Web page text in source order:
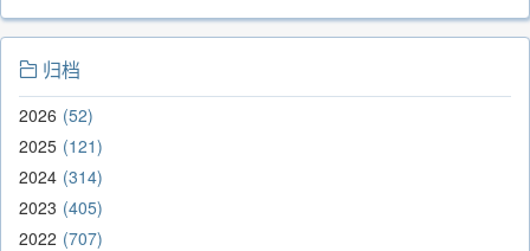
归档
2026 52
2025 121
2024 314
2023 405
2022 707